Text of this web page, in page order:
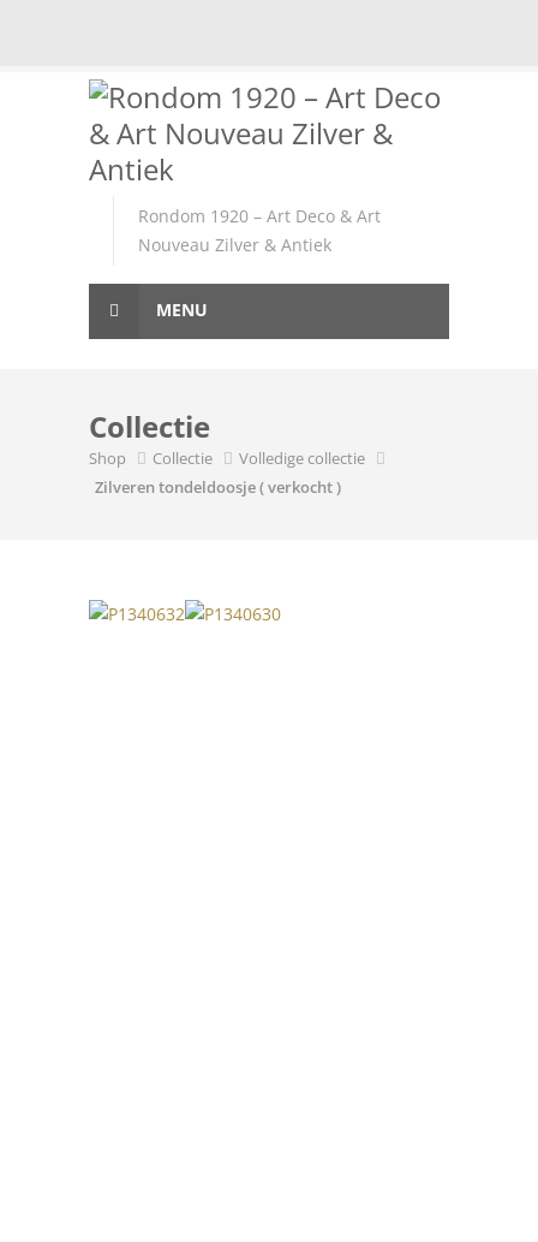
Rondom 1920 – Art Deco & Art
Nouveau Zilver & Antiek
MENU
Collectie
Shop Collectie
Volledige collectie
Zilveren tondeldoosje ( verkocht )